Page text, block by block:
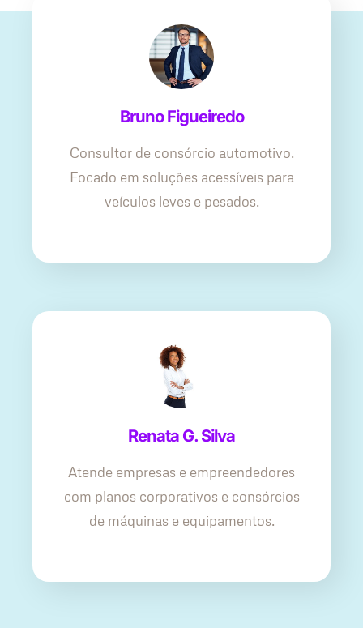
Bruno Figueiredo
Consultor de consórcio automotivo.
Focado em soluções acessíveis para
veículos leves e pesados.
Renata G. Silva
Atende empresas e empreendedores
com planos corporativos e consórcios
de máquinas e equipamentos.